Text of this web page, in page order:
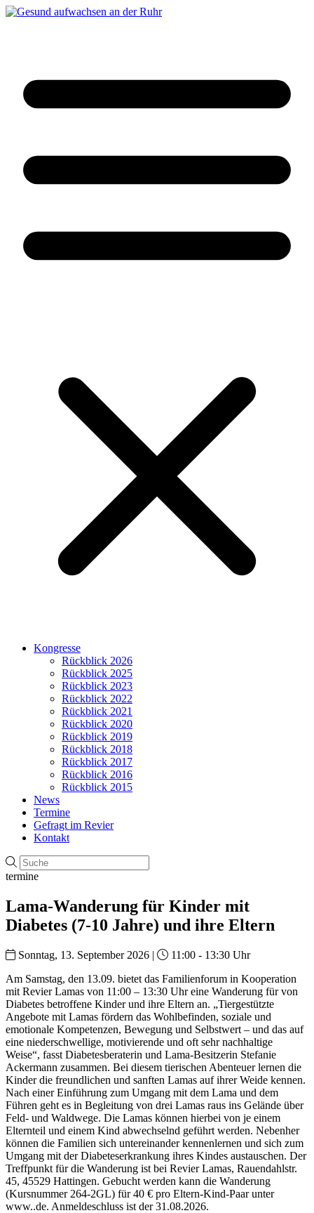
Kongresse
Rückblick 2026
Rückblick 2025
Rückblick 2023
Rückblick 2022
Rückblick 2021
Rückblick 2020
Rückblick 2019
Rückblick 2018
Rückblick 2017
Rückblick 2016
Rückblick 2015
News
Termine
Gefragt im Revier
Kontakt
termine
Lama-Wanderung für Kinder mit
Diabetes (7-10 Jahre) und ihre Eltern
Sonntag, 13. September 2026 |
11:00 - 13:30 Uhr
Am Samstag, den 13.09. bietet das Familienforum in Kooperation
mit Revier Lamas von 11:00 – 13:30 Uhr eine Wanderung für von
Diabetes betroffene Kinder und ihre Eltern an. „Tiergestützte
Angebote mit Lamas fördern das Wohlbefinden, soziale und
emotionale Kompetenzen, Bewegung und Selbstwert – und das auf
eine niederschwellige, motivierende und oft sehr nachhaltige
Weise“, fasst Diabetesberaterin und Lama-Besitzerin Stefanie
Ackermann zusammen. Bei diesem tierischen Abenteuer lernen die
Kinder die freundlichen und sanften Lamas auf ihrer Weide kennen.
Nach einer Einführung zum Umgang mit dem Lama und dem
Führen geht es in Begleitung von drei Lamas raus ins Gelände über
Feld- und Waldwege. Die Lamas können hierbei von je einem
Elternteil und einem Kind abwechselnd geführt werden. Nebenher
können die Familien sich untereinander kennenlernen und sich zum
Umgang mit der Diabeteserkrankung ihres Kindes austauschen. Der
Treffpunkt für die Wanderung ist bei Revier Lamas, Rauendahlstr.
45, 45529 Hattingen. Gebucht werden kann die Wanderung
(Kursnummer 264-2GL) für 40 € pro Eltern-Kind-Paar unter
www..de. Anmeldeschluss ist der 31.08.2026.